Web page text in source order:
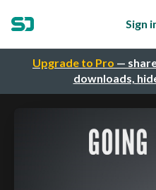
Upgrade to Pro —
downloads,
Sign